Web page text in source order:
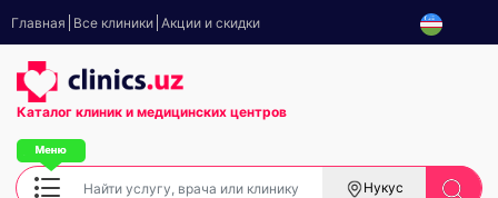
Главная Все клиники Акции и скидки
Каталог клиник и медицинских центров
Нукус